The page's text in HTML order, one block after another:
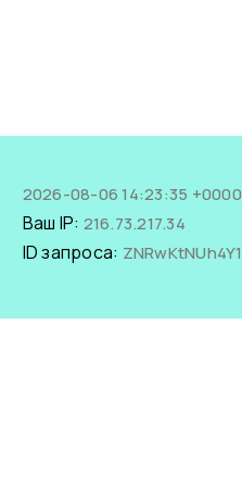
2026-08-06 14:23:35 +0000
Ваш IP: 216.73.217.34
ID запроса: ZNRwKtNUh4Y1